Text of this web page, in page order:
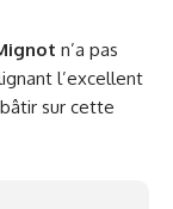
n’a pas
l’excellent
sur cette